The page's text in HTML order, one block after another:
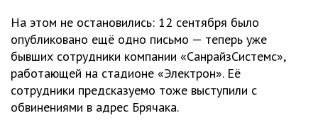
На этом не остановились: 12 сентября было
опубликовано ещё одно письмо — теперь уже
бывших сотрудники компании «СанрайзСистемс»,
работающей на стадионе «Электрон». Её
сотрудники предсказуемо тоже выступили с
обвинениями в адрес Брячака.